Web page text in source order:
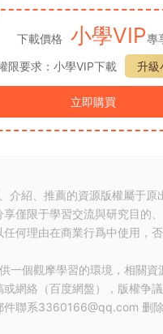
下載價格 小學VIP專
限要求：小學VIP下載
升級
立即購買
介紹、推薦的資源版權屬于原
享僅限于學習交流與研究目的
任何理由在商業行爲中使用，
一個觀摩學習的環境，相關資
或網絡（百度網盤），版權争
件聯系3360166@qq.com 删